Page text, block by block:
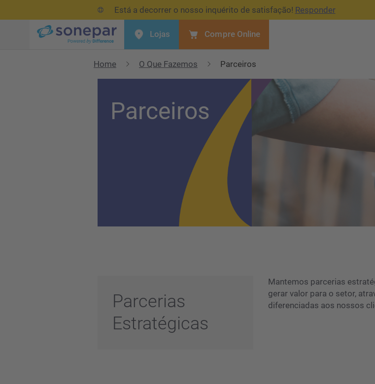
Está a decorrer o nosso inquérito de satisfação! Responder
Lojas Compre Online
Home O Que Fazemos Parceiros
Parceiros
Parcerias
Estratégicas
Mantemos parcerias
gerar valor para o setor,
diferenciadas aos nossos